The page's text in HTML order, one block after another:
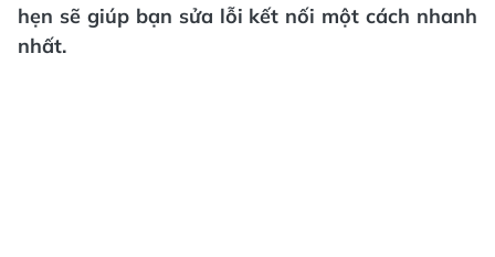
hẹn sẽ giúp bạn sửa lỗi kết nối một cách nhanh
nhất.